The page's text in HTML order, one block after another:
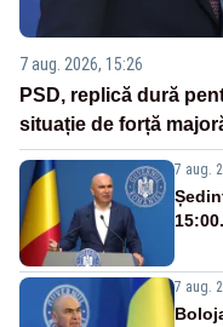
7 aug. 2026, 15:26
PSD, replică dură
situație de forță
7 aug.
7 aug.